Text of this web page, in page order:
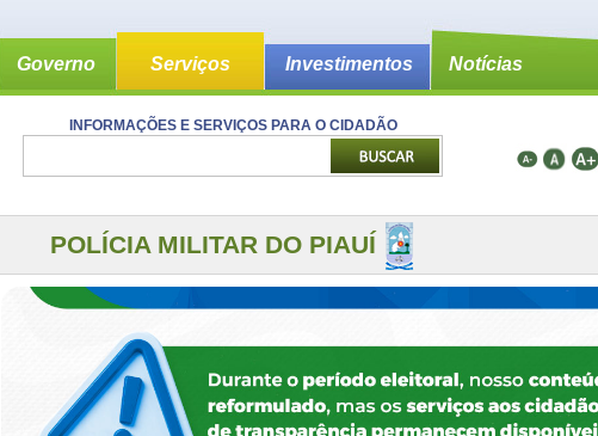
Governo Serviços Investimentos Notícias
INFORMAÇÕES E SERVIÇOS PARA O CIDADÃO
POLÍCIA MILITAR DO PIAUÍ